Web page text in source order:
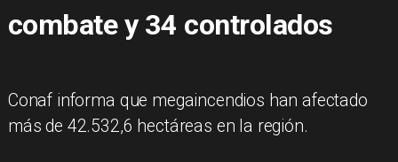
combate y 34 controlados
Conaf informa que megaincendios han afectado
más de 42.532,6 hectáreas en la región.